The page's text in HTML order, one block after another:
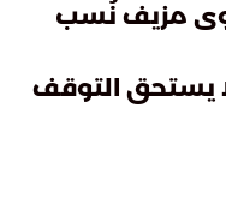
مزيف نُسب
يستحق التوقف